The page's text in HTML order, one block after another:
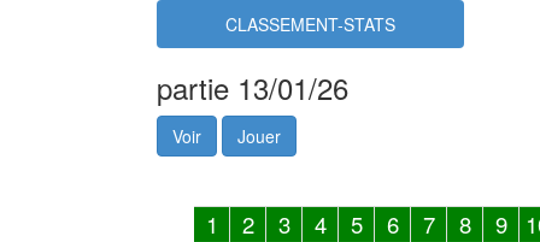
CLASSEMENT-STATS
partie 13/01/26
Voir Jouer
1 2 3 4 5 6 7 8 9